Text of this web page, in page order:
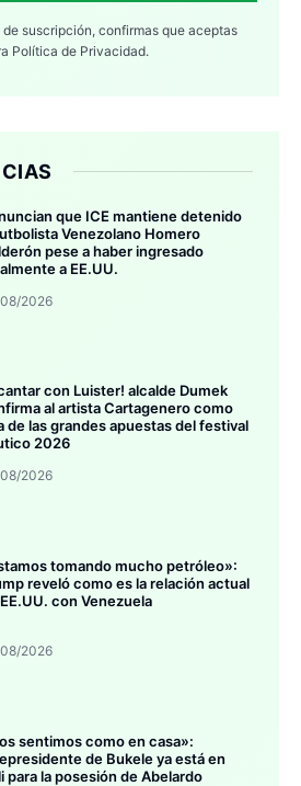
suscripción, confirmas que aceptas
Política de Privacidad.
que ICE mantiene detenido
Venezolano Homero
pese a haber ingresado
a EE.UU.
2026
con Luister! alcalde Dumek
al artista Cartagenero como
de las grandes apuestas del festival
2026
2026
tomando mucho petróleo»:
reveló como es la relación actual
con Venezuela
2026
sentimos como en casa»:
de Bukele ya está en
para la posesión de Abelardo